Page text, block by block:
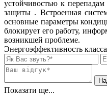
устойчивостью к
защиты . Встроенная
основные параметры
блокирует его работу,
возникшей проблеме.
Энергоэффективность
Показати ще...